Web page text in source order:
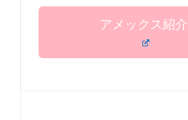
アメックス紹介